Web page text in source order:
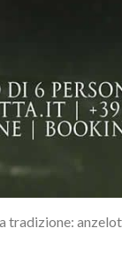
tradizione: